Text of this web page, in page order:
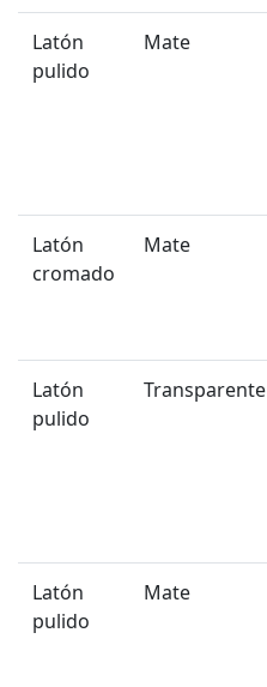
Latón
pulido
Mate
Latón
cromado
Mate
Latón
pulido
Transparente
Latón
pulido
Mate